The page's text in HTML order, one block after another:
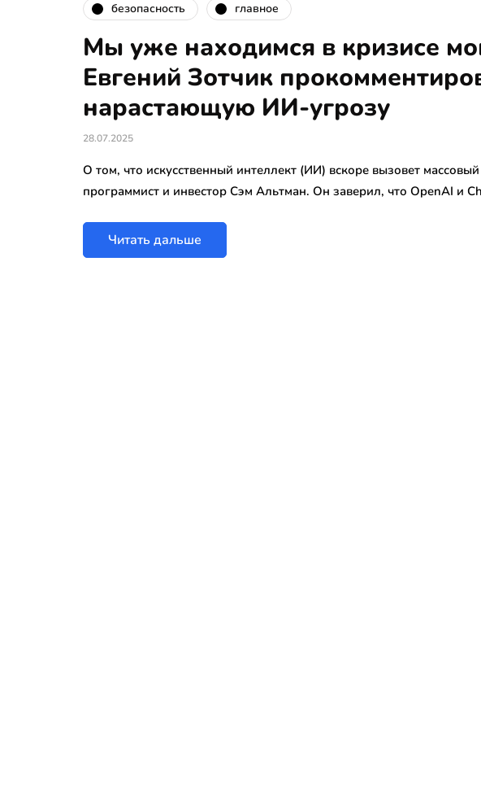
безопасность главное
Мы уже находимся в кризисе
Евгений Зотчик
нарастающую ИИ-угрозу
28.07.2025
О том, что искусственный интеллект (ИИ) вскоре вызовет
программист и инвестор Сэм Альтман. Он заверил, что OpenAI и
Читать дальше